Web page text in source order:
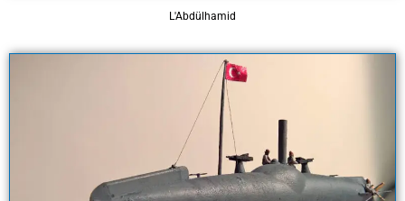
L'Abdülhamid